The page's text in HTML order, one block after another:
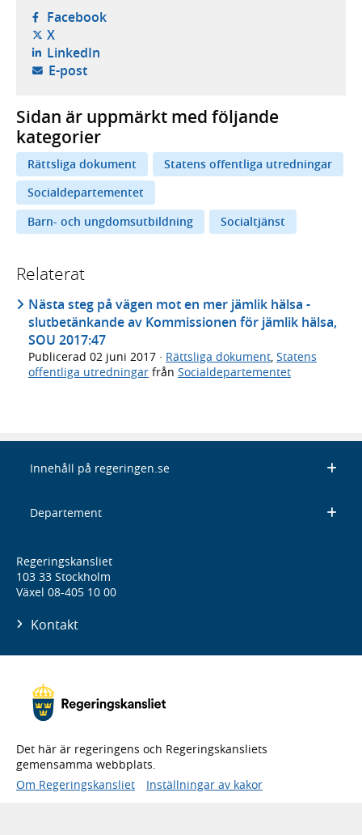
Facebook- öppnas i ny flik, extern webbplats,
X- öppnas i ny flik, extern webbplats,
LinkedIn- öppnas i ny flik, extern webbplats,
E-post- öppnar din e-postklient,
Sidan är uppmärkt med följande
kategorier
Rättsliga dokument
Statens offentliga utredningar
Socialdepartementet
Barn- och ungdomsutbildning
Socialtjänst
Relaterat
Nästa steg på vägen mot en mer jämlik hälsa -
slutbetänkande av Kommissionen för jämlik hälsa,
SOU 2017:47
Publicerad 02 juni 2017 · Rättsliga dokument, Statens
offentliga utredningar från Socialdepartementet
Innehåll på regeringen.se
Departement
Regeringskansliet
103 33 Stockholm
Växel 08-405 10 00
Kontakt
Det här är regeringens och Regeringskansliets
gemensamma webbplats.
Om Regeringskansliet
Inställningar av kakor